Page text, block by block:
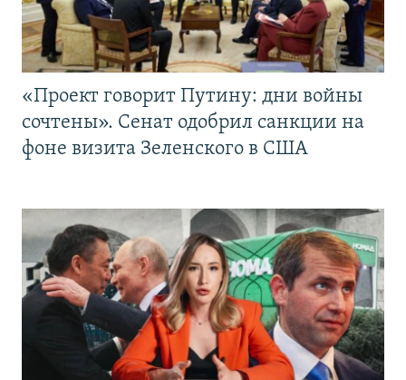
«Проект говорит Путину: дни войны
сочтены». Сенат одобрил санкции на
фоне визита Зеленского в США